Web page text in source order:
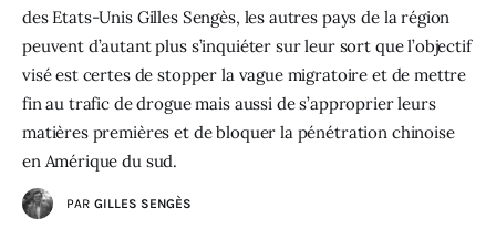
des Etats-Unis Gilles Sengès, les autres pays de la région
peuvent d’autant plus s’inquiéter sur leur sort que l’objectif
visé est certes de stopper la vague migratoire et de mettre
fin au trafic de drogue mais aussi de s’approprier leurs
matières premières et de bloquer la pénétration chinoise
en Amérique du sud.
PAR GILLES SENGÈS